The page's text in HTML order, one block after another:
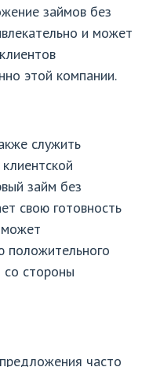
займов без
и может
этой компании.
служить
займ без
свою готовность
может
положительного
стороны
часто